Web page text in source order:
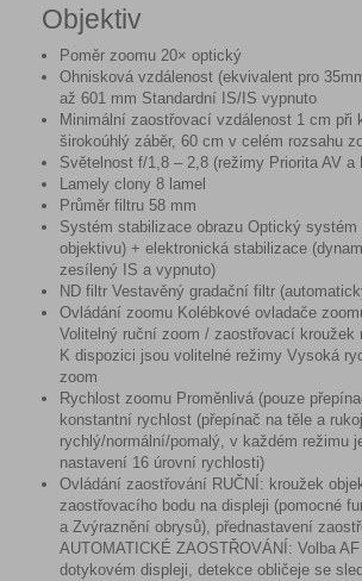
Objektiv
Poměr zoomu 20× optický
Ohnisková vzdálenost (ekvivalent pro
až 601 mm Standardní IS/IS vypnuto
Minimální zaostřovací vzdálenost 1 cm při
širokoúhlý záběr, 60 cm v celém rozsahu
Světelnost f/1,8 – 2,8 (režimy Priorita AV a
Lamely clony 8 lamel
Průměr filtru 58 mm
Systém stabilizace obrazu Optický systém
objektivu) + elektronická stabilizace
zesílený IS a vypnuto)
ND filtr Vestavěný gradační filtr
Ovládání zoomu Kolébkové ovladače
Volitelný ruční zoom / zaostřovací kroužek
K dispozici jsou volitelné režimy Vysoká
zoom
Rychlost zoomu Proměnlivá (pouze
konstantní rychlost (přepínač na těle a
rychlý/normální/pomalý, v každém režimu
nastavení 16 úrovní rychlosti)
Ovládání zaostřování RUČNÍ: kroužek
zaostřovacího bodu na displeji (pomocné
a Zvýraznění obrysů), přednastavení
AUTOMATICKÉ ZAOSTŘOVÁNÍ: Volba
dotykovém displeji, detekce obličeje se